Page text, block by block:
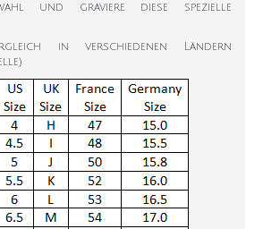
und graviere diese spezielle
in verschiedenen Ländern